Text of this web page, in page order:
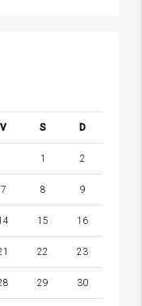
V S D
1 2
7 8 9
15 16
22 23
29 30